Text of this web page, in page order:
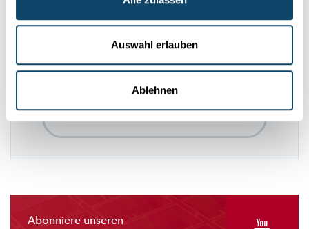
Auswahl erlauben
Ablehnen
Diese Plugins sind ausgeblendet, weil Sie
Cookies im Zusammenhang mit sozialen
Netzwerken abgelehnt haben. Um sie zu
Abonniere unseren